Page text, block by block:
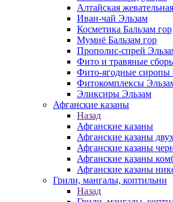
Алтайская
Иван-чай Эльзам
Косметика Бальзам гор
Мумиё Бальзам гор
Прополис-спрей
Фито и травяные
Фито-ягодные сиропы
Фитокомплексы
Эликсиры Эльзам
Афганские казаны
Назад
Афганские казаны
Афганские казаны
Афганские казаны
Афганские казаны
Афганские казаны
Грили, мангалы, коптильни
Назад